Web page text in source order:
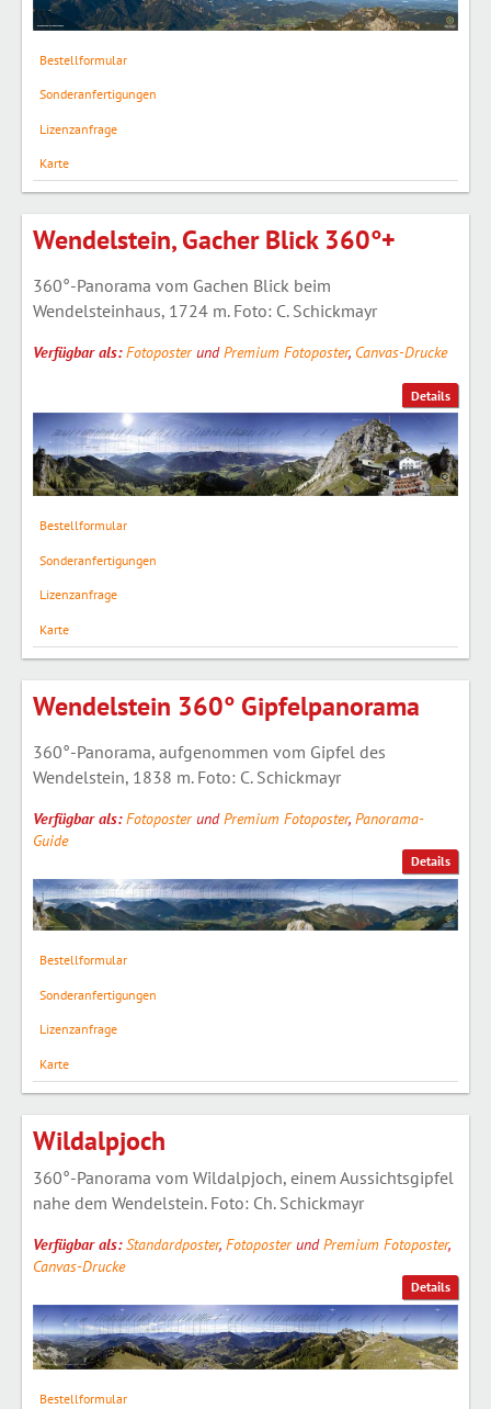
Bestellformular
Sonderanfertigungen
Lizenzanfrage
Karte
Details
Wendelstein, Gacher Blick 360°+
360°-Panorama vom Gachen Blick beim
Wendelsteinhaus, 1724 m. Foto: C. Schickmayr
Verfügbar als:FotoposterundPremium Fotoposter, Canvas-Drucke
Bestellformular
Sonderanfertigungen
Lizenzanfrage
Karte
Details
Wendelstein 360° Gipfelpanorama
360°-Panorama, aufgenommen vom Gipfel des
Wendelstein, 1838 m. Foto: C. Schickmayr
Verfügbar als:FotoposterundPremium Fotoposter, Panorama-
Guide
Bestellformular
Sonderanfertigungen
Lizenzanfrage
Karte
Details
Wildalpjoch
360°-Panorama vom Wildalpjoch, einem Aussichtsgipfel
nahe dem Wendelstein. Foto: Ch. Schickmayr
Verfügbar als:Standardposter, FotoposterundPremium Fotoposter,
Canvas-Drucke
Bestellformular